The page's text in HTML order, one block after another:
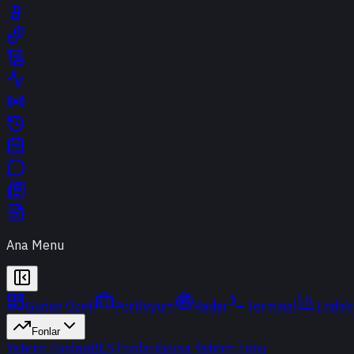
Ana Menu
Günün Özeti Portföyüm Radar Terminal
Fonlar
Yatırım FonlarıBES FonlarıBorsa Yatırım Fonu